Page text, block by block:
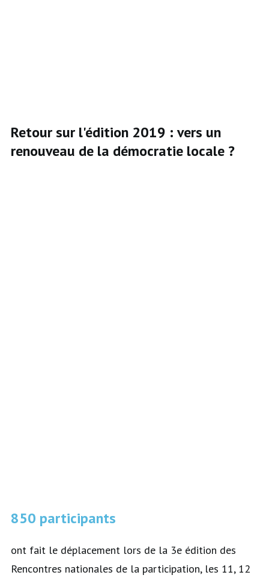
Retour sur l'édition 2019 : vers un
renouveau de la démocratie locale ?
850 participants
ont fait le déplacement lors de la 3e édition des
Rencontres nationales de la participation, les 11, 12